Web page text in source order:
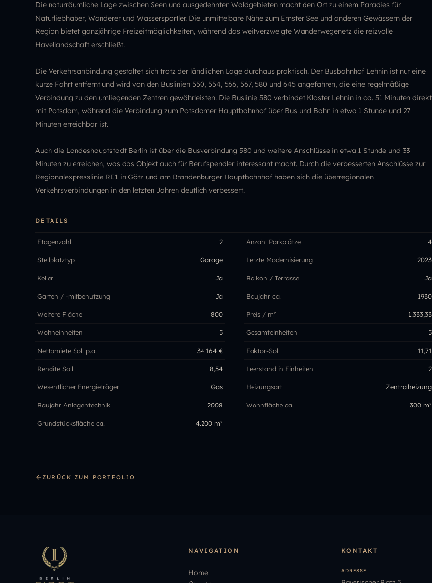
Die naturräumliche Lage zwischen Seen und ausgedehnten Waldgebieten macht den Ort zu einem Paradies für
Naturliebhaber, Wanderer und Wassersportler. Die unmittelbare Nähe zum Emster See und anderen Gewässern der
Region bietet ganzjährige Freizeitmöglichkeiten, während das weitverzweigte Wanderwegenetz die reizvolle
Havellandschaft erschließt.
Die Verkehrsanbindung gestaltet sich trotz der ländlichen Lage durchaus praktisch. Der Busbahnhof Lehnin ist nur eine
kurze Fahrt entfernt und wird von den Buslinien 550, 554, 566, 567, 580 und 645 angefahren, die eine regelmäßige
Verbindung zu den umliegenden Zentren gewährleisten. Die Buslinie 580 verbindet Kloster Lehnin in ca. 51 Minuten direkt
mit Potsdam, während die Verbindung zum Potsdamer Hauptbahnhof über Bus und Bahn in etwa 1 Stunde und 27
Minuten erreichbar ist.
Auch die Landeshauptstadt Berlin ist über die Busverbindung 580 und weitere Anschlüsse in etwa 1 Stunde und 33
Minuten zu erreichen, was das Objekt auch für Berufspendler interessant macht. Durch die verbesserten Anschlüsse zur
Regionalexpresslinie RE1 in Götz und am Brandenburger Hauptbahnhof haben sich die überregionalen
Verkehrsverbindungen in den letzten Jahren deutlich verbessert.
DETAILS
Etagenzahl 2 Anzahl Parkplätze 4
Stellplatztyp Garage Letzte Modernisierung 2023
Keller Ja Balkon / Terrasse Ja
Garten / -mitbenutzung Ja Baujahr ca. 1930
Weitere Fläche 800 Preis / m² 1.333,33
Wohneinheiten 5 Gesamteinheiten 5
Nettomiete Soll p.a. 34.164 € Faktor-Soll 11,71
Rendite Soll 8,54 Leerstand in Einheiten 2
Wesentlicher Energieträger Gas Heizungsart Zentralheizung
Baujahr Anlagentechnik 2008 Wohnfläche ca. 300 m²
Grundstücksfläche ca. 4.200 m²
ZURÜCK ZUM PORTFOLIO
NAVIGATION
Home
KONTAKT
ADRESSE